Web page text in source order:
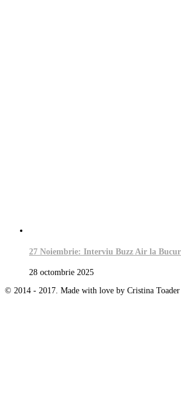
27 Noiembrie: Interviu Buzz Air la
28 octombrie 2025
© 2014 - 2017. Made with love by Cristina Toader